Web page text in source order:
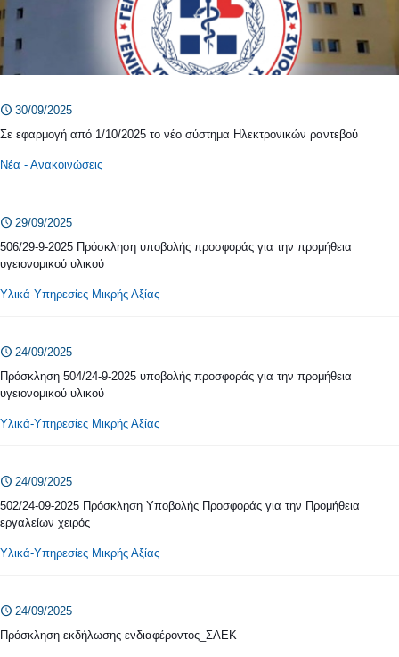
30/09/2025
Σε εφαρμογή από 1/10/2025 το νέο σύστημα Ηλεκτρονικών ραντεβού
Νέα - Ανακοινώσεις
29/09/2025
506/29-9-2025 Πρόσκληση υποβολής προσφοράς για την προμήθεια
υγειονομικού υλικού
Υλικά-Υπηρεσίες Μικρής Αξίας
24/09/2025
Πρόσκληση 504/24-9-2025 υποβολής προσφοράς για την προμήθεια
υγειονομικού υλικού
Υλικά-Υπηρεσίες Μικρής Αξίας
24/09/2025
502/24-09-2025 Πρόσκληση Υποβολής Προσφοράς για την Προμήθεια
εργαλείων χειρός
Υλικά-Υπηρεσίες Μικρής Αξίας
24/09/2025
Πρόσκληση εκδήλωσης ενδιαφέροντος_ΣΑΕΚ